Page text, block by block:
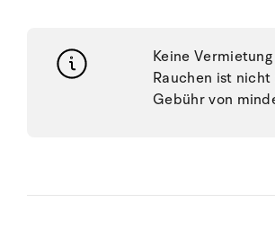
Keine
Rauchen ist
Gebühr von